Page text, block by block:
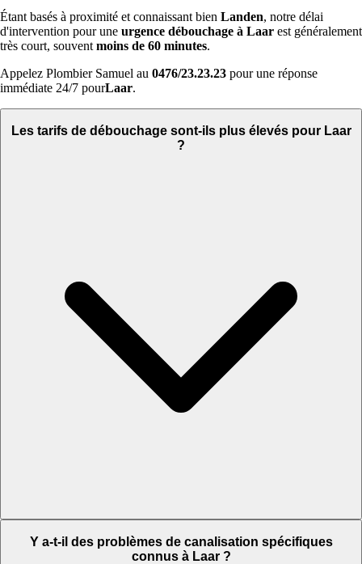
Étant basés à proximité et connaissant bien Landen, notre délai
d'intervention pour une urgence débouchage à Laar est généralement
très court, souvent moins de 60 minutes.
Appelez Plombier Samuel au 0476/23.23.23 pour une réponse
immédiate 24/7 pourLaar.
Les tarifs de débouchage sont-ils plus élevés pour Laar
?
Y a-t-il des problèmes de canalisation spécifiques
connus à Laar ?